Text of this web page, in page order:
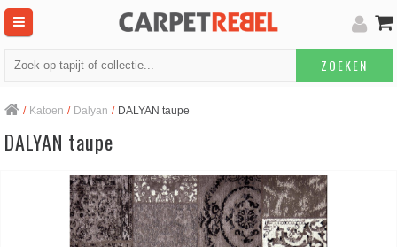
ZOEKEN
/ Katoen / Dalyan / DALYAN taupe
DALYAN taupe